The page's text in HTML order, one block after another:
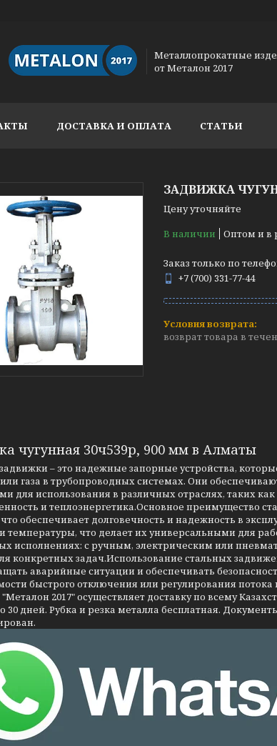
Металлопрокатные
от Металон 2017
ДОСТАВКА И ОПЛАТА СТАТЬИ
ЗАДВИЖКА
Цену уточняйте
В наличии
Оптом и в
Заказ только по
+7 (700) 331-77-44
возврат товара в
чугунная 30ч539р, 900 мм в Алматы
– это надежные запорные устройства,
газа в трубопроводных системах. Они
для использования в различных отраслях, таких
и теплоэнергетика.Основное преимущество
обеспечивает долговечность и надежность в
температуры, что делает их универсальными для
исполнениях: с ручным, электрическим или
конкретных задач.Использование стальных
аварийные ситуации и обеспечивать
быстрого отключения или регулирования потока
2017" осуществляет доставку по всему
30 дней. Рубка и резка металла бесплатная.